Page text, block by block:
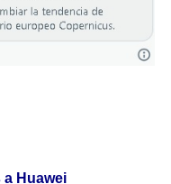
a Huawei